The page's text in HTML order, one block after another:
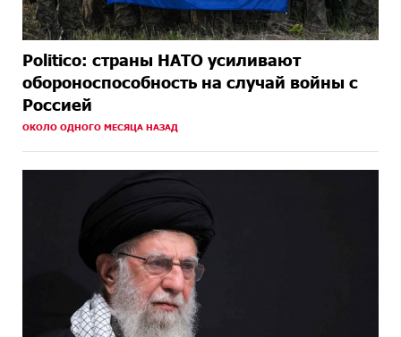
Politico: страны НАТО усиливают
обороноспособность на случай войны с
Россией
ОКОЛО ОДНОГО МЕСЯЦА НАЗАД